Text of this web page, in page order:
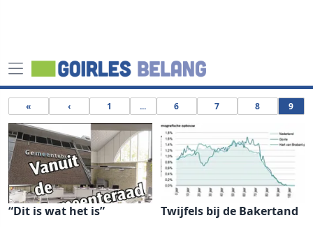
« ‹ 1 ... 6 7 8 9
“Dit is wat het is” Twijfels bij de Bakertand